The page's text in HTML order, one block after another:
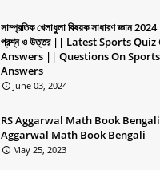
সাম্প্রতিক খেলাধুলা বিষয়ক সাধারণ জ্ঞান
প্রশ্ন ও উত্তর || Latest Sports
Answers || Questions On
Answers
June 03, 2024
RS Aggarwal Math Book
Aggarwal Math Book Bengali
May 25, 2023